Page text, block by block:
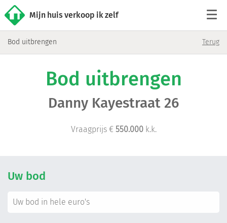
Mijn huis verkoop ik zelf
Woningaanbod
Werkwijze
Reviews
Verkoop starten
Bod uitbrengen Terug
Bod uitbrengen
Danny Kayestraat 26
Vraagprijs € 550.000k.k.
Uw bod